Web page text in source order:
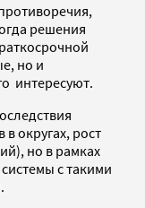
решения
но и
интересуют.
округах, рост
но в рамках
с такими